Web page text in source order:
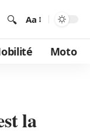
Aa
Moto
la